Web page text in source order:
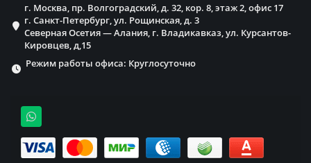
г. Москва, пр. Волгоградский, д. 32, кор. 8, этаж 2, офис 17
г. Санкт-Петербург, ул. Рощинская, д. 3
Северная Осетия — Алания, г. Владикавказ, ул. Курсантов-
Кировцев, д,15
Режим работы офиса: Круглосуточно